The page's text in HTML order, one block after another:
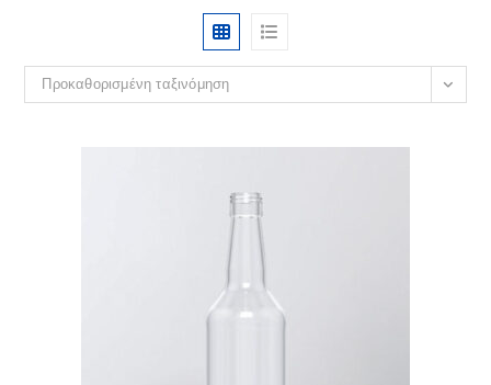
Προκαθορισμένη ταξινόμηση